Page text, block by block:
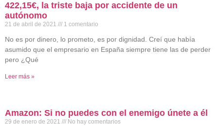
422,15€, la triste baja por accidente de un
autónomo
21 de abril de 2021 1 comentario
No es por dinero, lo prometo, es por dignidad. Creí que había
asumido que el empresario en España siempre tiene las de perder
pero ¿Qué
Leer más »
Amazon: Si no puedes con el enemigo únete a él
29 de enero de 2021 No hay comentarios